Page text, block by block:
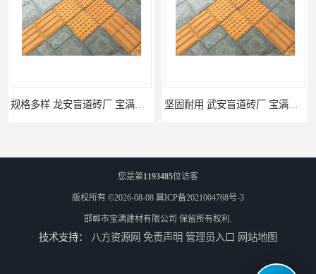
您是第1193485位访客
版权所有 ©2026-08-08 冀ICP备2021004768号-3
邯郸市宝满建材有限公司 保留所有权利.
技术支持： 八方资源网 免责声明 管理员入口 网站地图